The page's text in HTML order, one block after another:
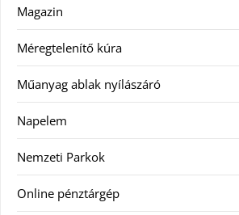
Magazin
Méregtelenítő kúra
Műanyag ablak nyílászáró
Napelem
Nemzeti Parkok
Online pénztárgép